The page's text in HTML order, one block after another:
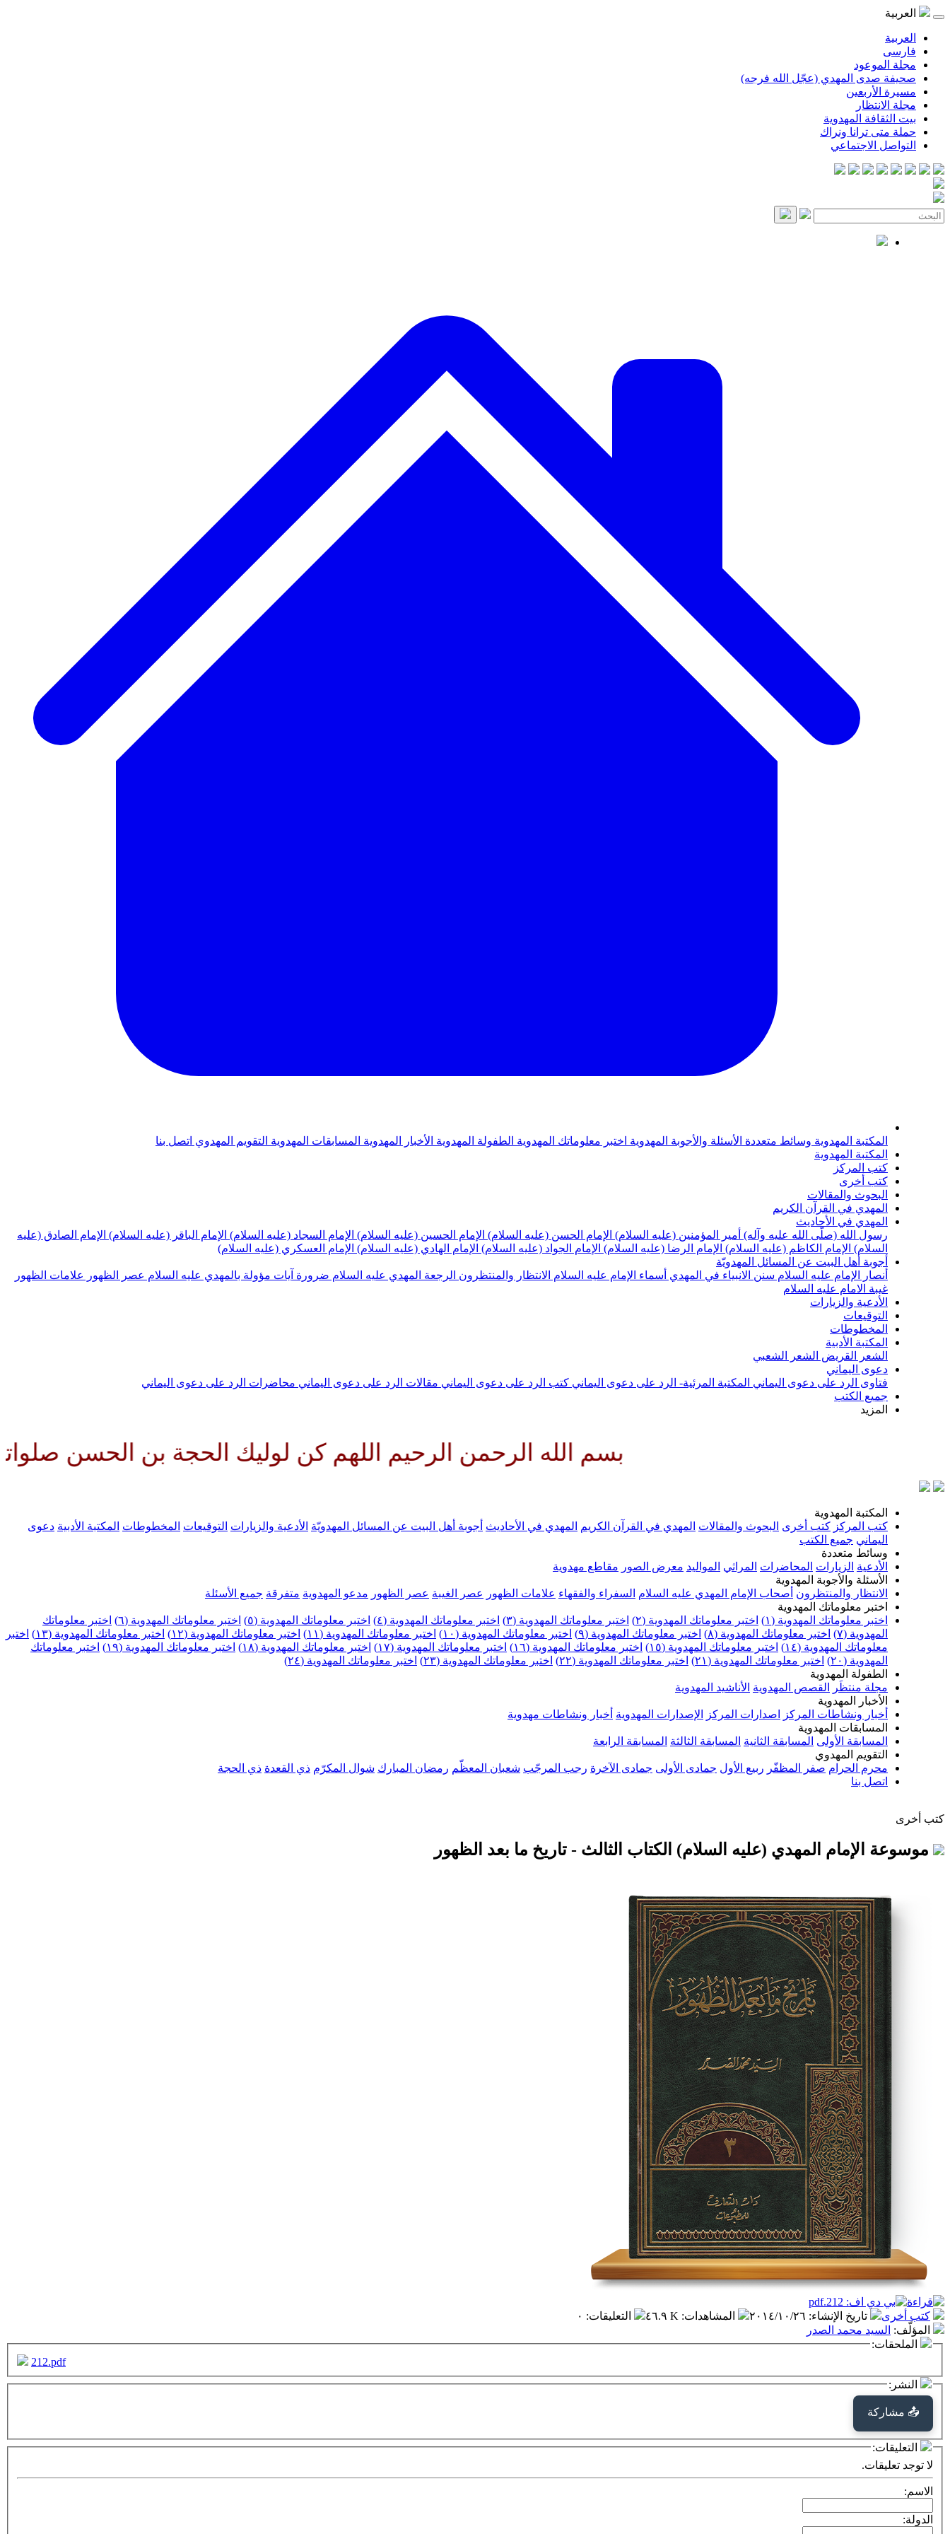
العربية
العربية
فارسی
مجلة الموعود
صحيفة صدى المهدي (عجّل الله فرجه)
مسيرة الأربعين
مجلة الانتظار
بيت الثقافة المهدوية
حملة متى ترانا ونراك
التواصل الاجتماعي
المكتبة المهدوية وسائط متعددة الأسئلة والأجوبة المهدوية اختبر معلوماتك المهدوية الطفولة المهدوية الأخبار المهدوية المسابقات المهدوية التقويم المهدوي اتصل بنا
المكتبة المهدوية
كتب المركز
كتب أخرى
البحوث والمقالات
المهدي في القرآن الكريم
المهدي في الأحاديث
رسول الله (صلّى الله عليه وآله) أمير المؤمنين (عليه السلام) الإمام الحسن (عليه السلام) الإمام الحسين (عليه السلام) الإمام السجاد (عليه السلام) الإمام الباقر (عليه السلام) الإمام الصادق (عليه
السلام) الإمام الكاظم (عليه السلام) الإمام الرضا (عليه السلام) الإمام الجواد (عليه السلام) الإمام الهادي (عليه السلام) الإمام العسكري (عليه السلام)
أجوبة أهل البيت عن المسائل المهدويّة
أنصار الإمام عليه السلام سنن الانبياء في المهدي أسماء الإمام عليه السلام الانتظار والمنتظرون الرجعة المهدي عليه السلام ضرورة آيات مؤولة بالمهدي عليه السلام عصر الظهور
علامات الظهور
غيبة الامام عليه السلام
الأدعية والزيارات
التوقيعات
المخطوطات
المكتبة الأدبية
الشعر القريض الشعر الشعبي
دعوى اليماني
فتاوى الرد على دعوى اليماني المكتبة المرئية- الرد على دعوى اليماني كتب الرد على دعوى اليماني مقالات الرد على دعوى اليماني محاضرات الرد على دعوى اليماني
جميع الكتب
المزيد
بسم الله الرحمن الرحيم اللهم كن لوليك الحجة بن الحسن صلواتك عليه
المكتبة المهدوية
كتب المركز كتب أخرى البحوث والمقالات المهدي في القرآن الكريم المهدي في الأحاديث أجوبة أهل البيت عن المسائل المهدويّة الأدعية والزيارات التوقيعات المخطوطات المكتبة الأدبية دعوى
اليماني جميع الكتب
وسائط متعددة
الأدعية الزيارات المحاضرات المراثي المواليد معرض الصور مقاطع مهدوية
الأسئلة والأجوبة المهدوية
الانتظار والمنتظرون أصحاب الإمام المهدي عليه السلام السفراء والفقهاء علامات الظهور عصر الغيبة عصر الظهور مدعو المهدوية متفرقة جميع الأسئلة
اختبر معلوماتك المهدوية
اختبر معلوماتك المهدوية (١)
اختبر معلوماتك المهدوية (٢) اختبر معلوماتك المهدوية (٣) اختبر معلوماتك المهدوية (٤) اختبر معلوماتك المهدوية (٥) اختبر معلوماتك المهدوية (٦)
اختبر معلوماتك
المهدوية (٧)
اختبر معلوماتك المهدوية (٨) اختبر معلوماتك المهدوية (٩) اختبر معلوماتك المهدوية (١٠) اختبر معلوماتك المهدوية (١١) اختبر معلوماتك المهدوية (١٢) اختبر معلوماتك المهدوية (١٣)
اختبر
معلوماتك المهدوية (١٤)
اختبر معلوماتك المهدوية (١٥) اختبر معلوماتك المهدوية (١٦) اختبر معلوماتك المهدوية (١٧) اختبر معلوماتك المهدوية (١٨) اختبر معلوماتك المهدوية (١٩)
اختبر معلوماتك
المهدوية (٢٠)
اختبر معلوماتك المهدوية (٢١) اختبر معلوماتك المهدوية (٢٢) اختبر معلوماتك المهدوية (٢٣)
اختبر معلوماتك المهدوية (٢٤)
الطفولة المهدوية
مجلة منتظَر
القصص المهدوية الأناشيد المهدوية
الأخبار المهدوية
أخبار ونشاطات المركز
اصدارات المركز الإصدارات المهدوية أخبار ونشاطات مهدوية
المسابقات المهدوية
المسابقة الأولى المسابقة الثانية المسابقة الثالثة المسابقة الرابعة
التقويم المهدوي
محرم الحرام صفر المظفّر ربيع الأول جمادى الأولى جمادى الآخرة رجب المرجّب شعبان المعظّم رمضان المبارك شوال المكرّم ذي القعدة ذي الحجة
اتصل بنا
كتب أخرى
موسوعة الإمام المهدي (عليه السلام) الكتاب الثالث - تاريخ ما بعد الظهور
كتب أخرى تاريخ الإنشاء: ٢٠١٤/١٠/٢٦ المشاهدات: ٤٦.٩ K التعليقات: ٠
المؤلّف: السيد محمد الصدر
الملحقات:
212.pdf
النشر:
📤 مشاركة
التعليقات:
لا توجد تعليقات.
الاسم:
الدولة: